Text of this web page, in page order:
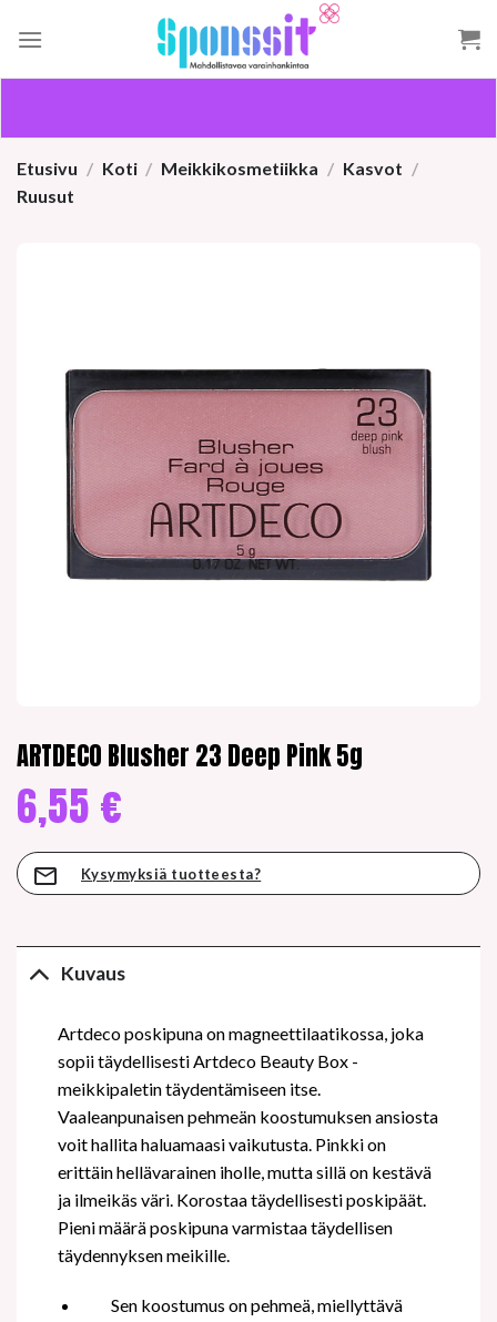
Etusivu / Koti / Meikkikosmetiikka / Kasvot /
Ruusut
ARTDECO Blusher 23 Deep Pink 5g
6,55 €
Kysymyksiä tuotteesta?
Kuvaus
Artdeco poskipuna on magneettilaatikossa, joka
sopii täydellisesti Artdeco Beauty Box -
meikkipaletin täydentämiseen itse.
Vaaleanpunaisen pehmeän koostumuksen ansiosta
voit hallita haluamaasi vaikutusta. Pinkki on
erittäin hellävarainen iholle, mutta sillä on kestävä
ja ilmeikäs väri. Korostaa täydellisesti poskipäät.
Pieni määrä poskipuna varmistaa täydellisen
täydennyksen meikille.
Sen koostumus on pehmeä, miellyttävä